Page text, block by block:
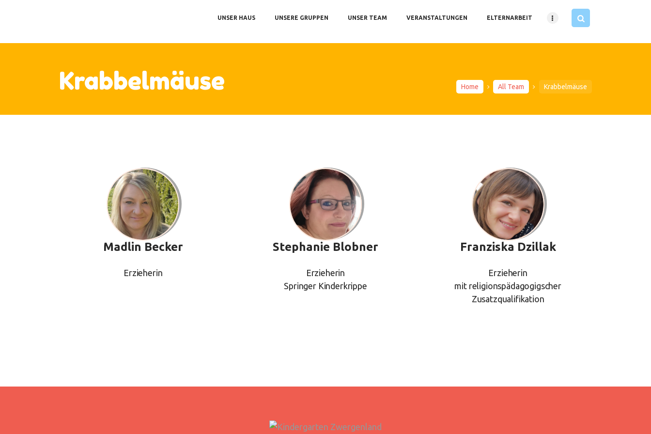
UNSER HAUS UNSERE GRUPPEN UNSER TEAM VERANSTALTUNGEN ELTERNARBEIT
Krabbelmäuse Home All Team Krabbelmäuse
UNSER TEAM
ELTERNARBEIT
Madlin Becker
Erzieherin
Stephanie Blobner
Erzieherin
Springer Kinderkrippe
Franziska Dzillak
Erzieherin
mit religionspädagogigscher
Zusatzqualifikation